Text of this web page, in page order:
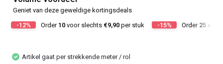
Geniet van deze geweldige kortingsdeals
-12%
Order 10 voor slechts €9,90 per stuk -15% Order 25 voor
Artikel gaat per strekkende meter / rol